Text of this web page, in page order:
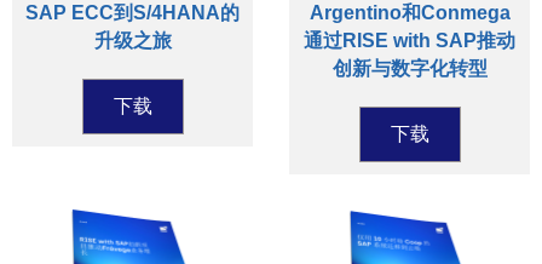
SAP ECC到S/4HANA的
升级之旅
下载
Argentino和Conmega
通过RISE with SAP推动
创新与数字化转型
下载